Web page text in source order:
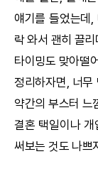
얘기를 들었는데
락 와서 괜히 끌
타이밍도 맞아떨
정리하자면, 너무
약간의 부스터 느
결혼 택일이나 개
써보는 것도 나쁘